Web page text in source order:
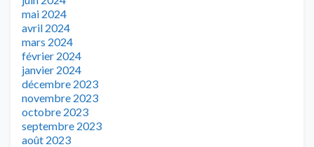
mai 2024
avril 2024
mars 2024
février 2024
janvier 2024
décembre 2023
novembre 2023
octobre 2023
septembre 2023
août 2023